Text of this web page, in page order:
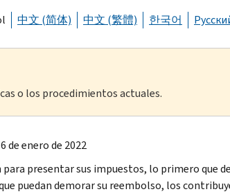
中文 (简体) 中文 (繁體) 한국어
o los procedimientos actuales.
de enero de 2022
presentar sus impuestos, lo primero que
puedan demorar su reembolso, los